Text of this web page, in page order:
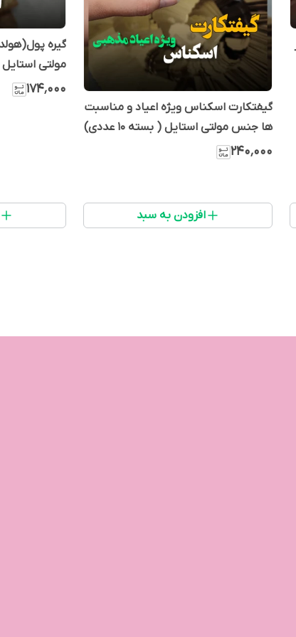
گیفتکارت اسکناس ویژه اعیاد و مناسبت
ها جنس مولتی استایل ( بسته 10 عددی)
۲۴۰٬۰۰۰
افزودن به سبد
گیره
مولتی استایل (
۱۷۴٬۰۰۰